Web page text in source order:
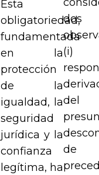
Esta
obligatoriedad,
fundamentada
en la
protección
de la
igualdad, la
seguridad
jurídica y la
confianza
legítima, ha
dos
(i)
del
de